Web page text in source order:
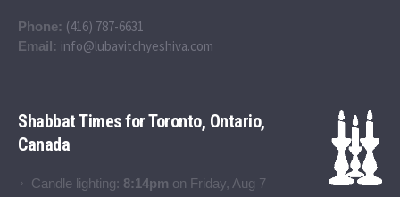
Phone: (416) 787-6631
Email: info@lubavitchyeshiva.com
Shabbat Times for Toronto, Ontario,
Canada
Candle lighting: 8:14pm on Friday, Aug 7